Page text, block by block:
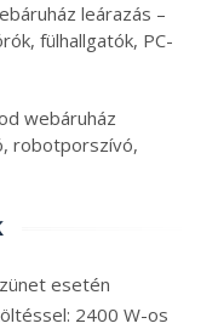
leárazás –
fülhallgatók, PC-
webáruház
robotporszívó,
esetén
2400 W-os